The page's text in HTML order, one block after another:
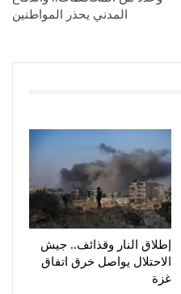
المدني يحذر المواطنين
إطلاق النار وقذائف.. جيش
الاحتلال يواصل خرق اتفاق
غزة